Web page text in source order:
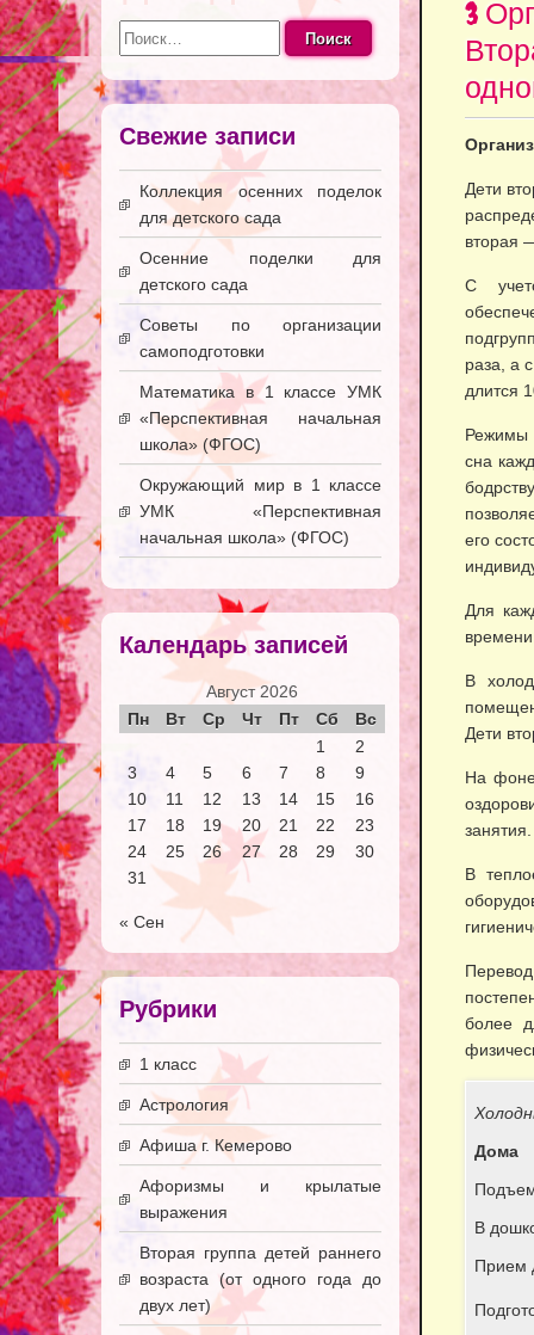
3
Дети
вторая
С
раза, а
длится
Режимы
сна
его
Для
В
Дети
На фоне
занятия.
В
более
Дома
В
Прием
Найти:
Свежие записи
Коллекция осенних поделок
для детского сада
Осенние поделки для
детского сада
Советы по организации
самоподготовки
Математика в 1 классе УМК
«Перспективная начальная
школа» (ФГОС)
Окружающий мир в 1 классе
УМК «Перспективная
начальная школа» (ФГОС)
Календарь записей
Август 2026
Пн
Вт Ср Чт Пт Сб
Вс
1
2
3
4 5 6 7 8
9
10
11 12 13 14 15
16
17
18 19 20 21 22
23
24
25 26 27 28 29
30
31
« Сен
Рубрики
1 класс
Астрология
Афиша г. Кемерово
Афоризмы и крылатые
выражения
Вторая группа детей раннего
возраста (от одного года до
двух лет)